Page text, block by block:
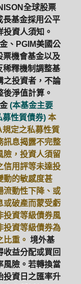
全球股票
長基金採用公平
資人須知。
、PGIM美國公
票機會基金以及
稀釋機制調整基
之投資者，不論
淨值計算。
(本基金主要
性質債券) 本
定之私募性質
訊息揭露不完整
險，投資人須留
信用評等未達投
動的敏感度甚
流動性下降、或
或破產而蒙受虧
投資等級債券風
投資等級債券為
重。 境外基
益分配或買回
風險。若轉換當
投資日之匯率升